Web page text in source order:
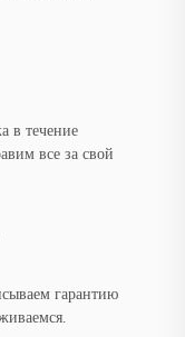
в течение
все за свой
гарантию